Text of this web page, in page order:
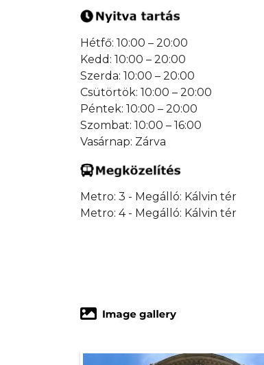
Hétfő: 10:00 – 20:00
Kedd: 10:00 – 20:00
Szerda: 10:00 – 20:00
Csütörtök: 10:00 – 20:00
Péntek: 10:00 – 20:00
Szombat: 10:00 – 16:00
Vasárnap: Zárva
Metro: 3 - Megálló: Kálvin tér
Metro: 4 - Megálló: Kálvin tér